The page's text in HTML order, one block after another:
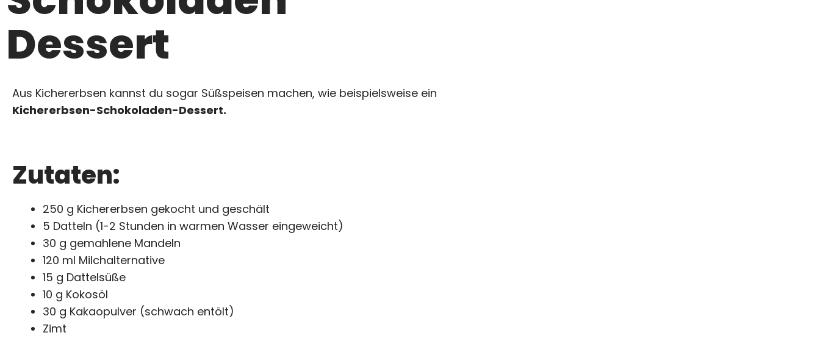
Dessert
Aus Kichererbsen kannst du sogar Süßspeisen machen, wie beispielsweise ein
Kichererbsen-Schokoladen-Dessert.
Zutaten:
250 g Kichererbsen gekocht und geschält
5 Datteln (1-2 Stunden in warmen Wasser eingeweicht)
30 g gemahlene Mandeln
120 ml Milchalternative
15 g Dattelsüße
10 g Kokosöl
30 g Kakaopulver (schwach entölt)
Zimt